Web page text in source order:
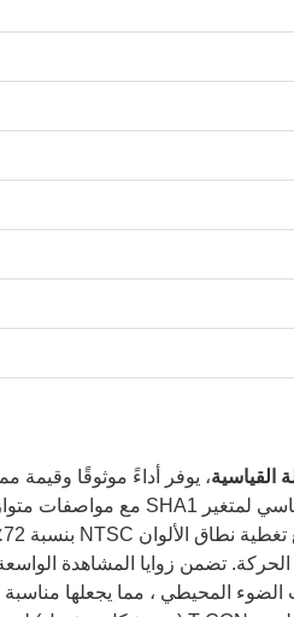
القياسية، يوفر أداءً موثوقًا وقيمة